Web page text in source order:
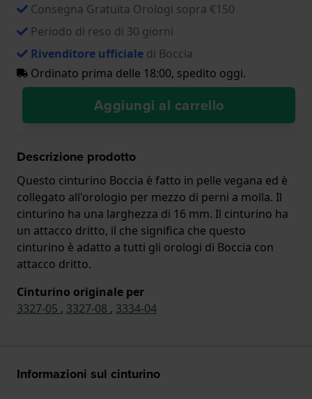
Consegna Gratuita Orologi sopra €150
Periodo di reso di 30 giorni
Rivenditore ufficiale di Boccia
Ordinato prima delle 18:00, spedito oggi.
Aggiungi al carrello
Descrizione prodotto
Questo cinturino Boccia è fatto in pelle vegana ed è
collegato all'orologio per mezzo di perni a molla. Il
cinturino ha una larghezza di 16 mm. Il cinturino ha
un attacco dritto, il che significa che questo
cinturino è adatto a tutti gli orologi di Boccia con
attacco dritto.
Cinturino originale per
3327-05 , 3327-08 , 3334-04
Informazioni sul cinturino